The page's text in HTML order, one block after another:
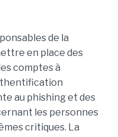
de la
en place des
comptes à
au phishing et des
les personnes
critiques. La